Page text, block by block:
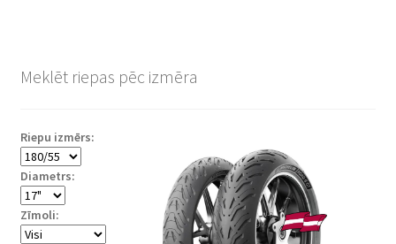
Meklēt riepas pēc izmēra
Riepu izmērs:
Diametrs:
Zīmoli: